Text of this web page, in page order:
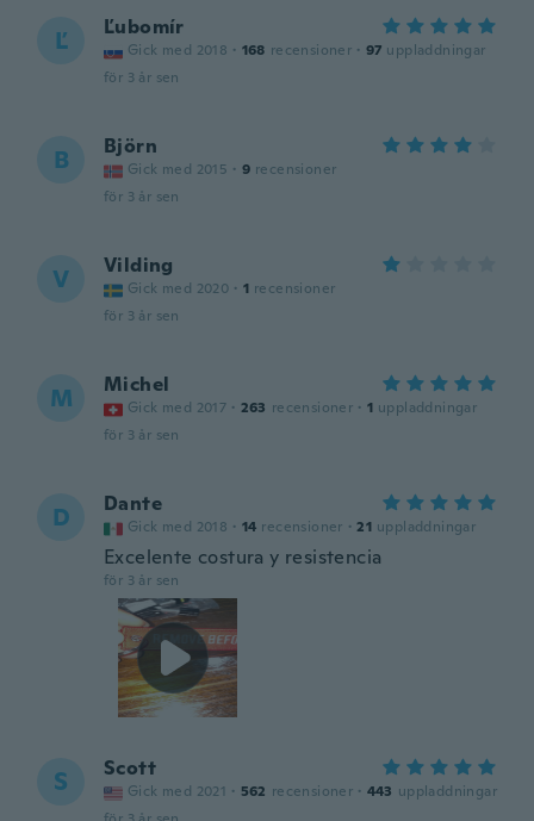
Ľ Ľubomír
Gick med 2018 · 168 recensioner · 97 uppladdningar
för 3 år sen
B Björn
Gick med 2015 · 9 recensioner
för 3 år sen
V Vilding
Gick med 2020 · 1 recensioner
för 3 år sen
M Michel
Gick med 2017 · 263 recensioner · 1 uppladdningar
för 3 år sen
D Dante
Gick med 2018 · 14 recensioner · 21 uppladdningar
Excelente costura y resistencia
för 3 år sen
S Scott
Gick med 2021 · 562 recensioner · 443 uppladdningar